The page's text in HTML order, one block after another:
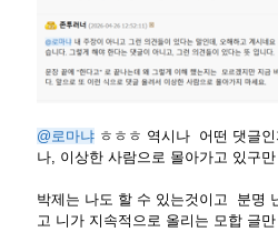
@로마냐 ㅎㅎㅎ 역시나 어떤 댓글
나, 이상한 사람으로 몰아가고 있구만
박제는 나도 할 수 있는것이고 분명
고 니가 지속적으로 올리는 모합 글